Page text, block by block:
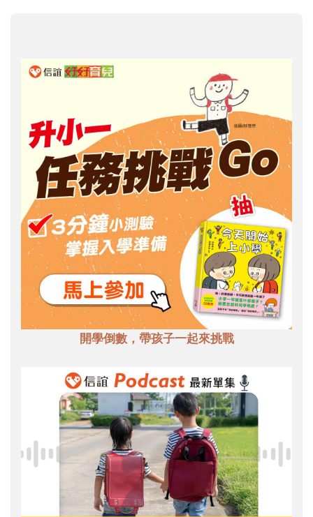
開學倒數，帶孩子一起來挑戰